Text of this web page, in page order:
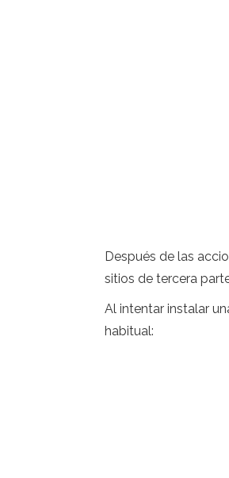
Después de las
sitios de tercera
Al intentar instalar
habitual: